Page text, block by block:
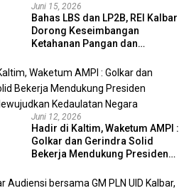
Juni 15, 2026
Bahas LBS dan LP2B, REI Kalbar
Dorong Keseimbangan
Ketahanan Pangan dan
Juni 12, 2026
Hadir di Kaltim, Waketum AMPI :
Golkar dan Gerindra Solid
Bekerja Mendukung Presiden
Kedaulatan Negara